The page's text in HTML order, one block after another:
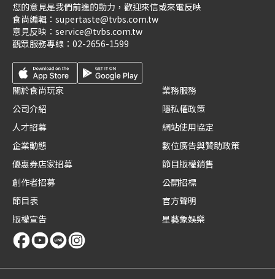
您的意見是我們前進的動力，歡迎來信或來電反映
食尚編輯： supertaste@tvbs.com.tw
意見反映： service@tvbs.com.tw
觀眾服務專線： 02-2656-1599
關於食尚玩家
公司介紹
人才招募
企業動態
優惠券店家招募
創作者招募
節目表
版權宣告
業務服務
隱私權政策
網站使用協定
數位廣告與贊助政策
節目版權銷售
公開招標
官方聲明
星藝象娛樂